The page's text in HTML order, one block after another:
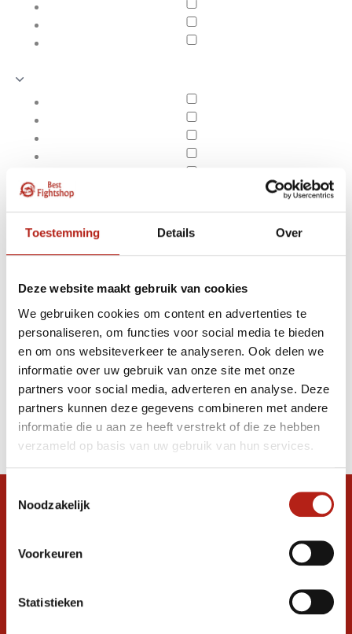
Toestemming Details Over
Deze website maakt gebruik van cookies
We gebruiken cookies om content en advertenties te
personaliseren, om functies voor social media te bieden
en om ons websiteverkeer te analyseren. Ook delen we
informatie over uw gebruik van onze site met onze
partners voor social media, adverteren en analyse. Deze
partners kunnen deze gegevens combineren met andere
informatie die u aan ze heeft verstrekt of die ze hebben
verzameld op basis van uw gebruik van hun services.
Noodzakelijk
Voorkeuren
Statistieken
Apply filters
Producten getagd met
allround bescherming
Producten
Filter
Sorteren op
Snel antwoord op je vraag?
graag verder. 24/7